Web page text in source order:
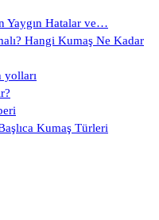
Yaygın Hatalar ve…
Hangi Kumaş Ne Kadar
yolları
Kumaş Türleri